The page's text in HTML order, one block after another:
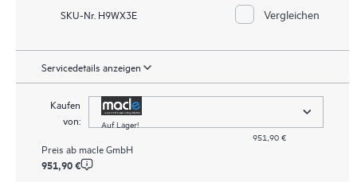
SKU-Nr. H9WX3E Vergleichen
Servicedetails anzeigen
Kaufen
von:
Auf Lager!
951,90 €
Preis ab macle GmbH
951,90 €